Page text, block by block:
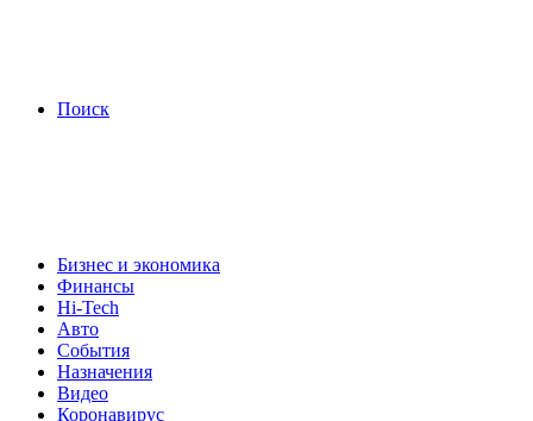
Поиск
Бизнес и экономика
Финансы
Hi-Tech
Авто
События
Назначения
Видео
Коронавирус